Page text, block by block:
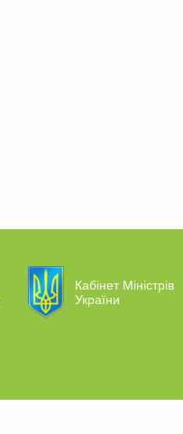
Кабінет Міністрів
України